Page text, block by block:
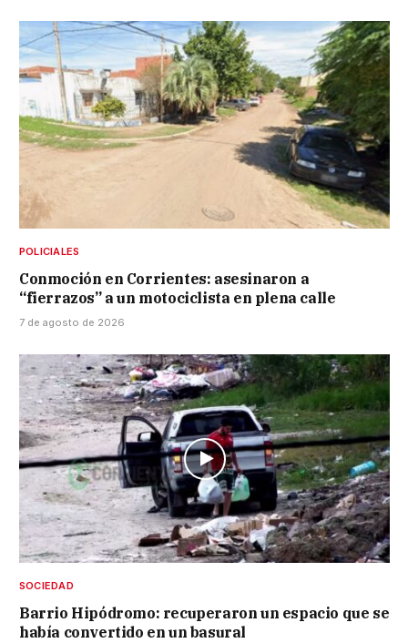
POLICIALES
Conmoción en Corrientes: asesinaron a
“fierrazos” a un motociclista en plena calle
7 de agosto de 2026
SOCIEDAD
Barrio Hipódromo: recuperaron un espacio que se
había convertido en un basural